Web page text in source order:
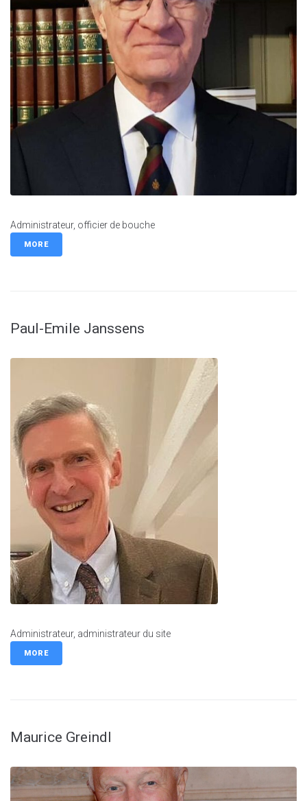
Administrateur, officier de bouche
MORE
Paul-Emile Janssens
Administrateur, administrateur du site
MORE
Maurice Greindl